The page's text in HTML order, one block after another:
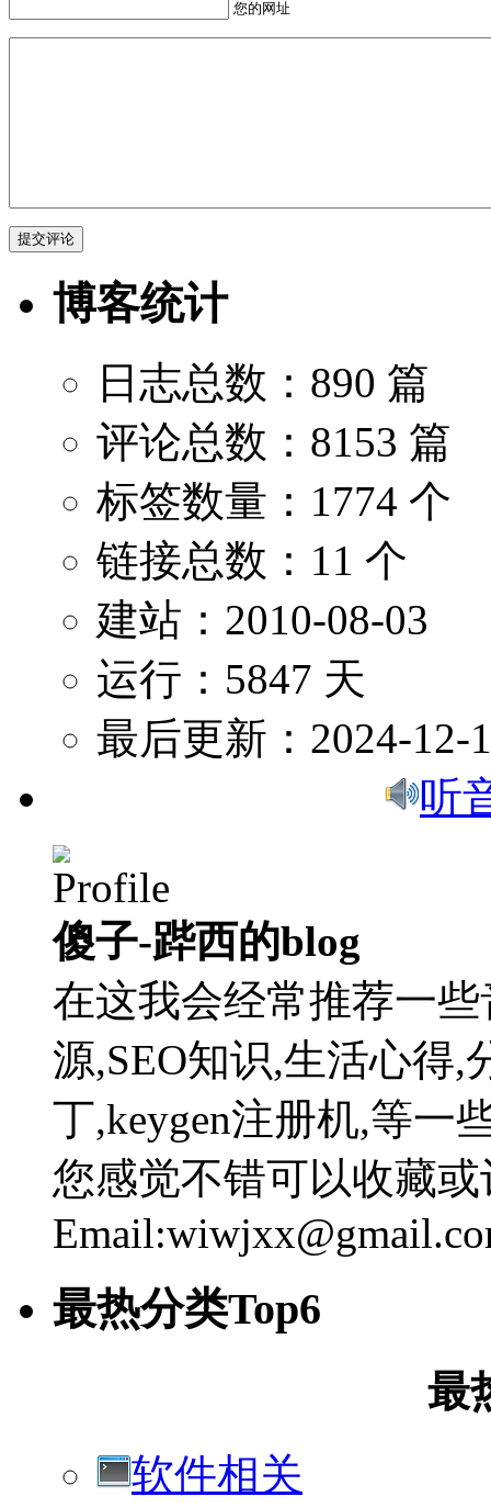
您的网址
博客统计
日志总数：890 篇
评论总数：8153 篇
标签数量：1774 个
链接总数：11 个
建站：2010-08-03
运行：5847 天
最后更新：2024-12-
听
傻子-跸西的blog
在这我会经常推荐一
源,SEO知识,生活心得,
丁,keygen注册机,等一
您感觉不错可以收藏
最热分类Top6
最
软件相关